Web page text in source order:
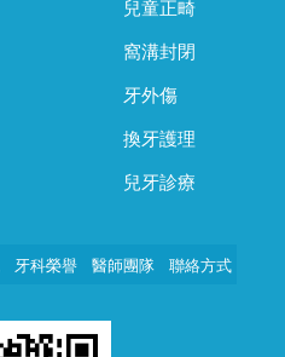
兒童正畸
窩溝封閉
牙外傷
換牙護理
兒牙診療
牙科榮譽 醫師團隊 聯絡方式